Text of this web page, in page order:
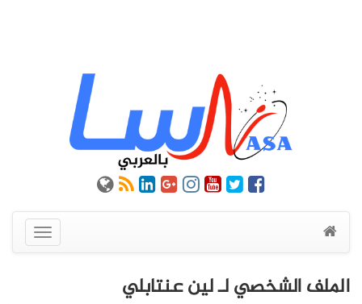
عرض
القائمة
الملف الشخصي لـ لين عنتابلي